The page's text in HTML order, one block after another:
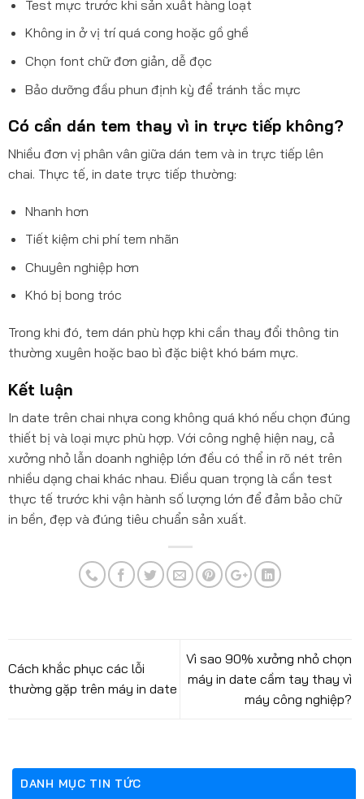
Test mực trước khi sản xuất hàng loạt
Không in ở vị trí quá cong hoặc gồ ghề
Chọn font chữ đơn giản, dễ đọc
Bảo dưỡng đầu phun định kỳ để tránh tắc mực
Có cần dán tem thay vì in trực tiếp không?
Nhiều đơn vị phân vân giữa dán tem và in trực tiếp lên
chai. Thực tế, in date trực tiếp thường:
Nhanh hơn
Tiết kiệm chi phí tem nhãn
Chuyên nghiệp hơn
Khó bị bong tróc
Trong khi đó, tem dán phù hợp khi cần thay đổi thông tin
thường xuyên hoặc bao bì đặc biệt khó bám mực.
Kết luận
In date trên chai nhựa cong không quá khó nếu chọn đúng
thiết bị và loại mực phù hợp. Với công nghệ hiện nay, cả
xưởng nhỏ lẫn doanh nghiệp lớn đều có thể in rõ nét trên
nhiều dạng chai khác nhau. Điều quan trọng là cần test
thực tế trước khi vận hành số lượng lớn để đảm bảo chữ
in bền, đẹp và đúng tiêu chuẩn sản xuất.
Cách khắc phục các lỗi
thường gặp trên máy in date
Vì sao 90% xưởng nhỏ chọn
máy in date cầm tay thay vì
máy công nghiệp?
DANH MỤC TIN TỨC